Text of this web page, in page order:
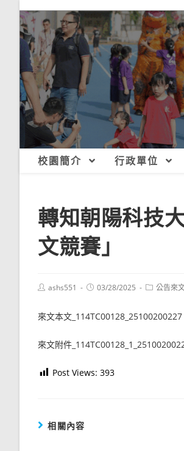
校園簡介 行政單位
轉知朝陽科技
文競賽」
Postashs551
Post03/28/2025
Post公告來
來文本文_114TC00128_25100200227
來文附件
Post Views: 393
相關內容